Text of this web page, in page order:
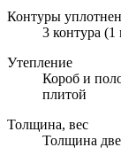
Контуры
3 контура
Утепление
Короб и
плитой
Толщина, вес
Толщина